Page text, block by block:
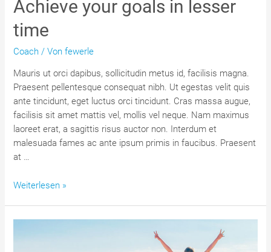
Achieve your goals in lesser
time
Coach / Vonfewerle
Mauris ut orci dapibus, sollicitudin metus id, facilisis magna.
Praesent pellentesque consequat nibh. Ut egestas velit quis
ante tincidunt, eget luctus orci tincidunt. Cras massa augue,
facilisis sit amet mattis vel, mollis vel neque. Nam maximus
laoreet erat, a sagittis risus auctor non. Interdum et
malesuada fames ac ante ipsum primis in faucibus. Praesent
at …
Achieve
Weiterlesen »